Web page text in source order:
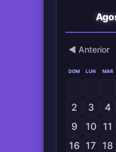
◀ Anterior
DOM LUN MAR
2
3 4
9
10 11
16 17 18